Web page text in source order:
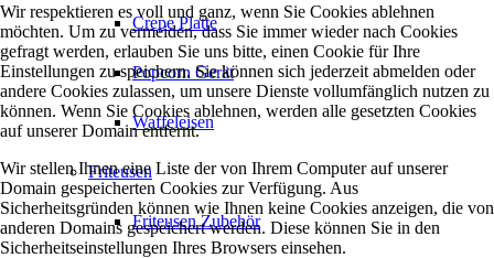
Crepe Platte
Popcorn Gerät
Waffeleisen
Friteusen
Friteusen Zubehör
Wir respektieren es voll und ganz, wenn Sie Cookies ablehnen
möchten. Um zu vermeiden, dass Sie immer wieder nach Cookies
gefragt werden, erlauben Sie uns bitte, einen Cookie für Ihre
Einstellungen zu speichern. Sie können sich jederzeit abmelden oder
andere Cookies zulassen, um unsere Dienste vollumfänglich nutzen zu
können. Wenn Sie Cookies ablehnen, werden alle gesetzten Cookies
auf unserer Domain entfernt.
Wir stellen Ihnen eine Liste der von Ihrem Computer auf unserer
Domain gespeicherten Cookies zur Verfügung. Aus
Sicherheitsgründen können wie Ihnen keine Cookies anzeigen, die von
anderen Domains gespeichert werden. Diese können Sie in den
Sicherheitseinstellungen Ihres Browsers einsehen.